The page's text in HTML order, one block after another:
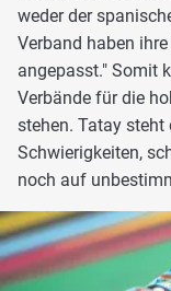
weder der
Verband haben
angepasst." Somit
Verbände für die
stehen. Tatay
Schwierigkeiten,
noch auf